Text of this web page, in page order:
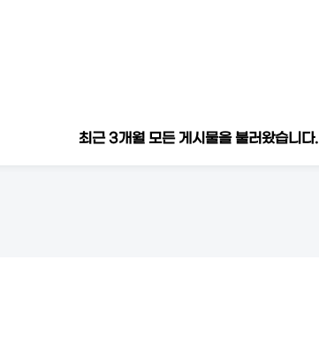
최근 3개월 모든 게시물을 불러왔습니다.